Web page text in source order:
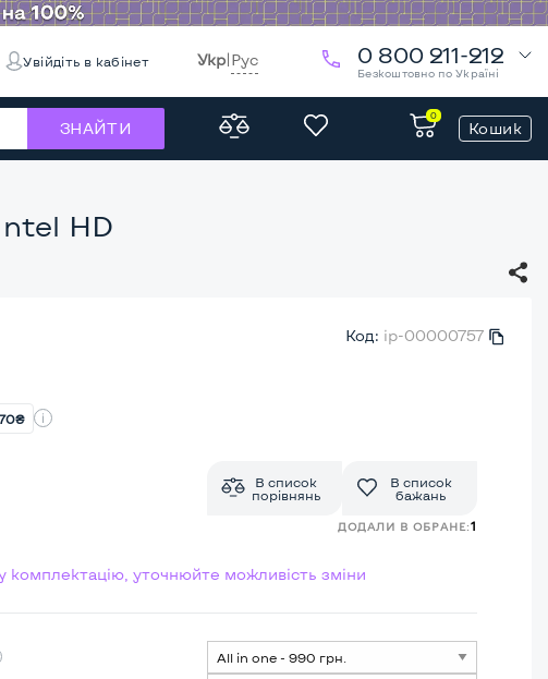
Увійдіть в кабінет Укр|Рус 0 800 211-212
Безкоштовно по Україні
ЗНАЙТИ
0
Кошик
HD
Код: ip-00000757
В список
порівнянь
В список
бажань
ДОДАЛИ В ОБРАНЕ:1
комплектацію, уточнюйте можливість зміни